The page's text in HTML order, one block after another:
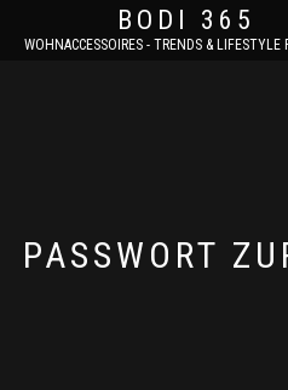
BODI 365
WOHNACCESSOIRES - TRENDS & LIFESTYLE
PASSWORT